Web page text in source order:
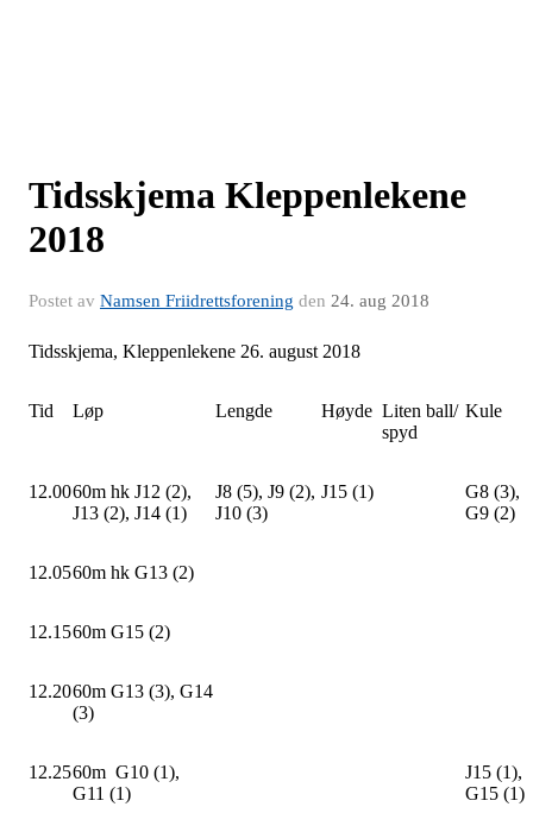
Tidsskjema Kleppenlekene
2018
Postet av Namsen Friidrettsforening den 24. aug 2018
Tidsskjema, Kleppenlekene 26. august 2018
Tid Løp Lengde Høyde Liten ball/
spyd
Kule
12.0060m hk J12 (2),
J13 (2), J14 (1)
J8 (5), J9 (2),
J10 (3)
J15 (1)
G8 (3),
G9 (2)
12.0560m hk G13 (2)
12.1560m G15 (2)
12.2060m G13 (3), G14
(3)
12.2560m G10 (1),
G11 (1)
J15 (1),
G15 (1)